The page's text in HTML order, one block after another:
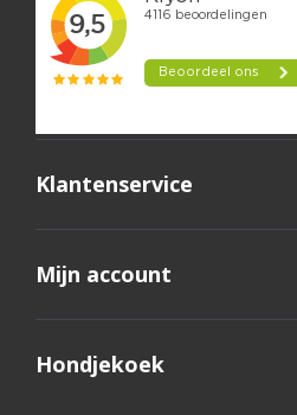
Klantenservice
Mijn account
Hondjekoek